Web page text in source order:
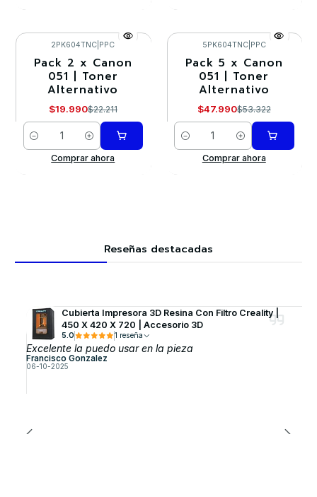
-10%
2PK604TNC PPC
Pack 2 x Canon
051 | Toner
Alternativo
$19.990$22.211
Cantidad
Comprar ahora
-10%
5PK604TNC| PPC
Pack 5 x Canon
051 | Toner
Alternativo
$47.990$53.322
Cantidad
Comprar ahora
Reseñas destacadas
Cubierta Impresora 3D Resina Con Filtro Creality |
450 X 420 X 720 | Accesorio 3D
5.0 1 reseña
Excelente la puedo usar en la pieza
Francisco Gonzalez
06-10-2025